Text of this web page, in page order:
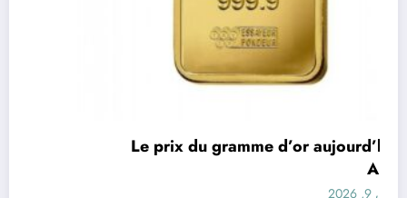
Le prix du gramme d’or aujourd’hui en
Algérie
أغسطس 9, 2026